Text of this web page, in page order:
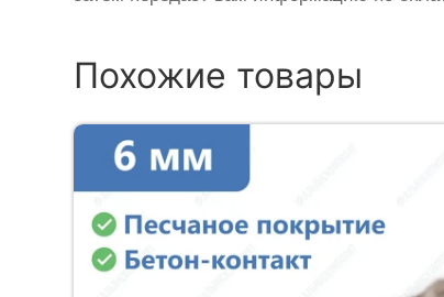
Похожие товары